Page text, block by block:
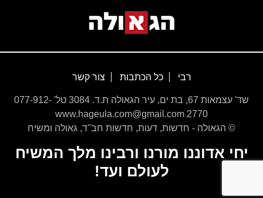
רבי כל הכתבות צור קשר
שד' עצמאות 67, בת ים, עיר הגאולה ת.ד. 3084 טל' 077-912-
2770 www.hageula.com@gmail.com
© הגאולה - חדשות, דעות, חדשות חב''ד, גאולה ומשיח
יחי אדוננו מורנו ורבינו מלך המשיח
לעולם ועד!